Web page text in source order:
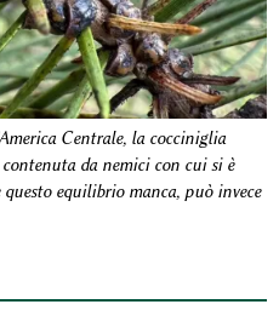
Centrale, la cocciniglia
da nemici con cui si è
equilibrio manca, può invece